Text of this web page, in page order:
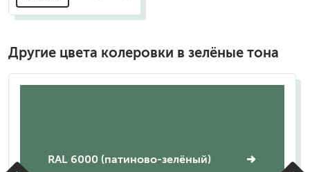
Другие цвета колеровки в зелёные тона
RAL 6000 (патиново-зелёный)